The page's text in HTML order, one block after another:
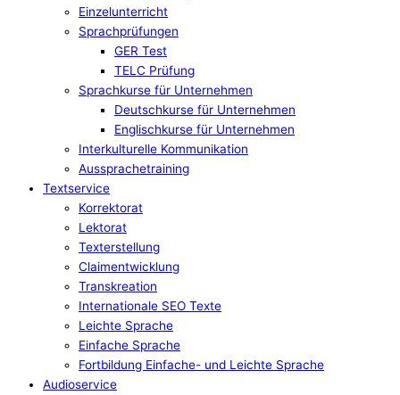
Einzelunterricht
Sprachprüfungen
GER Test
TELC Prüfung
Sprachkurse für Unternehmen
Deutschkurse für Unternehmen
Englischkurse für Unternehmen
Interkulturelle Kommunikation
Aussprachetraining
Textservice
Korrektorat
Lektorat
Texterstellung
Claimentwicklung
Transkreation
Internationale SEO Texte
Leichte Sprache
Einfache Sprache
Fortbildung Einfache- und Leichte Sprache
Audioservice